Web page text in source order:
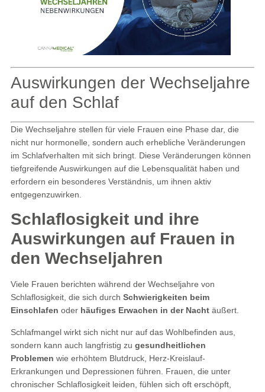
Auswirkungen der Wechseljahre
auf den Schlaf
Die Wechseljahre stellen für viele Frauen eine Phase dar, die
nicht nur hormonelle, sondern auch erhebliche Veränderungen
im Schlafverhalten mit sich bringt. Diese Veränderungen können
tiefgreifende Auswirkungen auf die Lebensqualität haben und
erfordern ein besonderes Verständnis, um ihnen aktiv
entgegenzuwirken.
Schlaflosigkeit und ihre
Auswirkungen auf Frauen in
den Wechseljahren
Viele Frauen berichten während der Wechseljahre von
Schlaflosigkeit, die sich durch Schwierigkeiten beim
Einschlafen oder häufiges Erwachen in der Nachtäußert.
Schlafmangel wirkt sich nicht nur auf das Wohlbefinden aus,
sondern kann auch langfristig zu gesundheitlichen
Problemen wie erhöhtem Blutdruck, Herz-Kreislauf-
Erkrankungen und Depressionen führen. Frauen, die unter
chronischer Schlaflosigkeit leiden, fühlen sich oft erschöpft,